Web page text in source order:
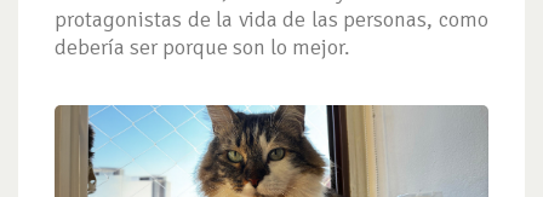
protagonistas de la vida de las personas, como
debería ser porque son lo mejor.